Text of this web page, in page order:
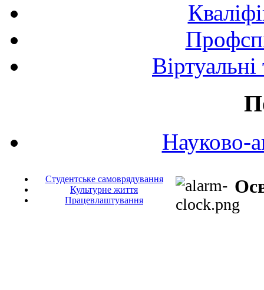
Науково-
Студентське самоврядування
Культурне життя
Працевлаштування